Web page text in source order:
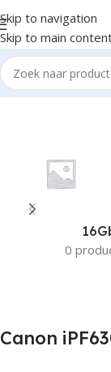
Skip to navigation
Skip to main
Home Product
0
Canon